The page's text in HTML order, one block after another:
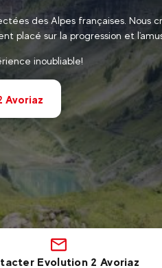
des Alpes françaises. Nous
placé sur la progression et
inoubliable!
Avoriaz
Evolution 2 Avoriaz